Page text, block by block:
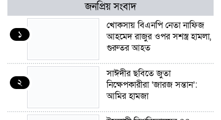
জনপ্রিয় সংবাদ
১
খোকসায় বিএনপি নেতা নাফিজ
আহমেদ রাজুর ওপর সশস্ত্র হামলা,
গুরুতর আহত
২
সাঈদীর ছবিতে জুতা
নিক্ষেপকারীরা ‘জারজ সন্তান’:
আমির হামজা